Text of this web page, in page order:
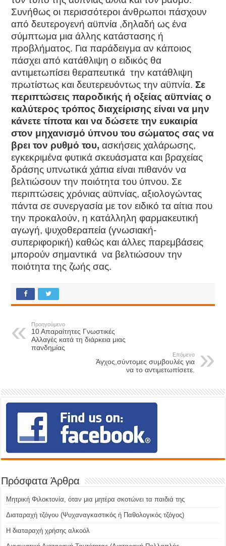
Συνήθως οι περισσότεροι άνθρωποι πάσχουν
από δευτερογενή αϋπνία ,δηλαδή ως ένα
σύμπτωμα μια άλλης κατάστασης ή
προβλήματος. Για παράδειγμα αν κάποιος
πάσχει από κατάθλιψη ο ειδικός θα
αντιμετωπίσει θεραπευτικά την κατάθλιψη
πρωτίστως και δευτερευόντως την αϋπνία. Σε
περιπτώσεις παροδικής ή οξείας αϋπνίας ο
καλύτερος τρόπος διαχείρισης είναι να μην
κάνετε τίποτα και να δώσετε την ευκαιρία
στον μηχανισμό ύπνου του σώματος σας να
βρει τον ρυθμό του, ασκήσεις χαλάρωσης,
εγκεκριμένα φυτικά σκευάσματα και βραχείας
δράσης υπνωτικά χάπια είναι πιθανόν να
βελτιώσουν την ποιότητα του ύπνου. Σε
περιπτώσεις χρόνιας αϋπνίας, αξιολογώντας
πάντα σε συνεργασία με τον ειδικό τα αίτια που
την προκαλούν, η κατάλληλη φαρμακευτική
αγωγή, ψυχοθεραπεία (γνωσιακή-
συπεριφορική) καθώς και άλλες παρεμβάσεις
μπορούν σημαντικά να βελτιώσουν την
ποιότητα της ζωής σας.
Προηγούμενο
10 Απαραίτητες Γνωστικές
Αλλαγές κατά τη διάρκεια μιας
πανδημίας
Επόμενο
Άγχος,σύντομες συμβουλές για
να το αντιμετωπίσετε.
Πρόσφατα Άρθρα
Μητρική Φιλοκτονία, όταν μια μητέρα σκοτώνει τα παιδιά της
Διαταραχή τζόγου (Ψυχαναγκαστικός ή Παθολογικός τζόγος)
H διαταραχή χρήσης αλκοόλ